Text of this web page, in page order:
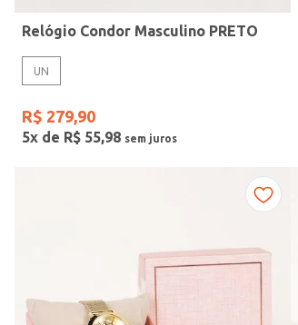
Relógio Condor Masculino PRETO
UN
R$ 279,90
5x de R$ 55,98